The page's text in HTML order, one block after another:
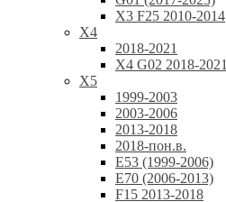
X3 F25 2010-2014
X4
2018-2021
X4 G02 2018-2021
X5
1999-2003
2003-2006
2013-2018
2018-пон.в.
E53 (1999-2006)
E70 (2006-2013)
F15 2013-2018